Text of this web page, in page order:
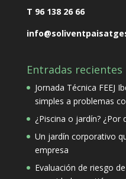
T 96 138 26 66
Entradas recientes
Jornada Técnica FEEJ
simples a problemas
¿Piscina o jardín? ¿Por
Un jardín corporativo
empresa
Evaluación de riesgo